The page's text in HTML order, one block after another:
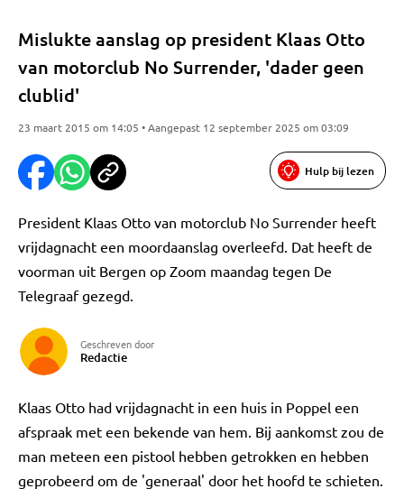
Mislukte aanslag op president Klaas Otto
van motorclub No Surrender, 'dader geen
clublid'
23 maart 2015 om 14:05 • Aangepast 12 september 2025 om 03:09
Hulp bij lezen
President Klaas Otto van motorclub No Surrender heeft
vrijdagnacht een moordaanslag overleefd. Dat heeft de
voorman uit Bergen op Zoom maandag tegen De
Telegraaf gezegd.
Geschreven door
Redactie
Klaas Otto had vrijdagnacht in een huis in Poppel een
afspraak met een bekende van hem. Bij aankomst zou de
man meteen een pistool hebben getrokken en hebben
geprobeerd om de 'generaal' door het hoofd te schieten.